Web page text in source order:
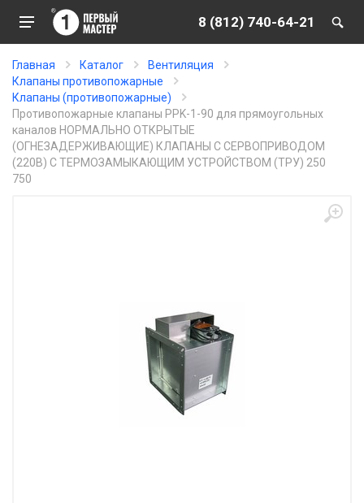
8 (812) 740-64-21
Главная Каталог
Вентиляция
Клапаны противопожарные
Клапаны (противопожарные)
Противопожарные клапаны PPK-1-90 для прямоугольных
каналов НОРМАЛЬНО ОТКРЫТЫЕ
(ОГНЕЗАДЕРЖИВАЮЩИЕ) КЛАПАНЫ С СЕРВОПРИВОДОМ
(220В) С ТЕРМОЗАМЫКАЮЩИМ УСТРОЙСТВОМ (ТРУ) 250
750